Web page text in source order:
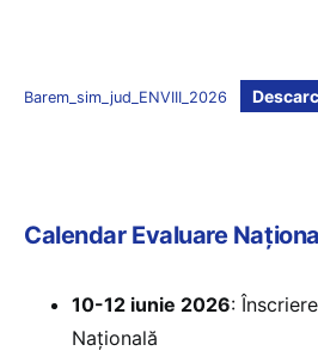
Barem_sim_jud_ENVIII_2026
Calendar Evaluare
10-12 iunie 2026:
Națională